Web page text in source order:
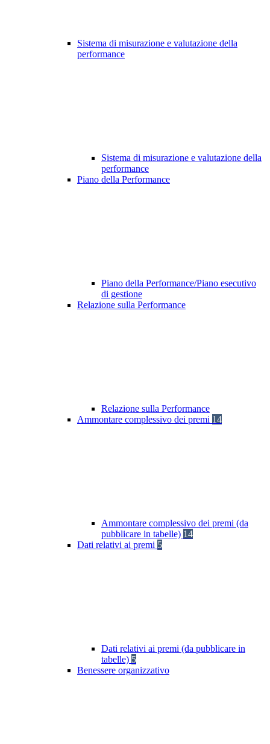
Sistema di misurazione e valutazione della
performance
Sistema di misurazione e valutazione della
performance
Piano della Performance
Piano della Performance/Piano esecutivo
di gestione
Relazione sulla Performance
Relazione sulla Performance
Ammontare complessivo dei premi 14
Ammontare complessivo dei premi (da
pubblicare in tabelle) 14
Dati relativi ai premi 5
Dati relativi ai premi (da pubblicare in
tabelle) 5
Benessere organizzativo